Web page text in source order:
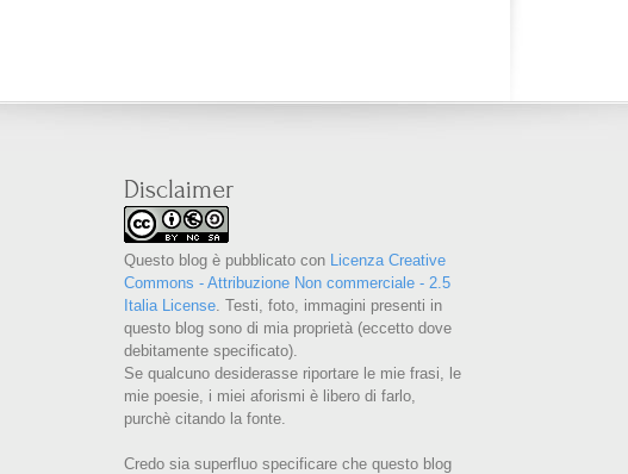
Disclaimer
Questo blog è pubblicato con Licenza Creative
Commons - Attribuzione Non commerciale - 2.5
Italia License. Testi, foto, immagini presenti in
questo blog sono di mia proprietà (eccetto dove
debitamente specificato).
Se qualcuno desiderasse riportare le mie frasi, le
mie poesie, i miei aforismi è libero di farlo,
purchè citando la fonte.
Credo sia superfluo specificare che questo blog